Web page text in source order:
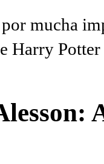
mucha
Harry